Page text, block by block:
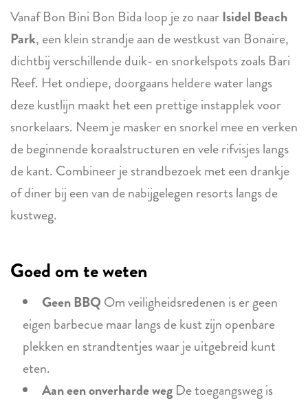
Vanaf Bon Bini Bon Bida loop je zo naarIsidel Beach
Park, een klein strandje aan de westkust van Bonaire,
dichtbij verschillende duik- en snorkelspots zoals Bari
Reef. Het ondiepe, doorgaans heldere water langs
deze kustlijn maakt het een prettige instapplek voor
snorkelaars. Neem je masker en snorkel mee en verken
de beginnende koraalstructuren en vele rifvisjes langs
de kant. Combineer je strandbezoek met een drankje
of diner bij een van de nabijgelegen resorts langs de
kustweg.
Goed om te weten
Geen BBQ Om veiligheidsredenen is er geen
eigen barbecue maar langs de kust zijn openbare
plekken en strandtentjes waar je uitgebreid kunt
eten.
Aan een onverharde wegDe toegangsweg is